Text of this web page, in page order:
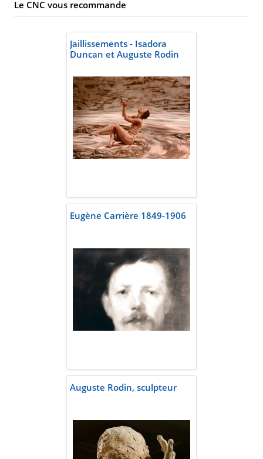
Le CNC vous recommande
Jaillissements - Isadora
Duncan et Auguste Rodin
Eugène Carrière 1849-1906
Auguste Rodin, sculpteur